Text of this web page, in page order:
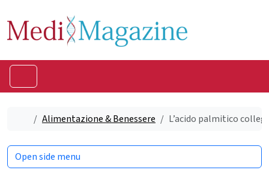
Home
Alimentazione & Benessere L’acido palmitico
Open side menu